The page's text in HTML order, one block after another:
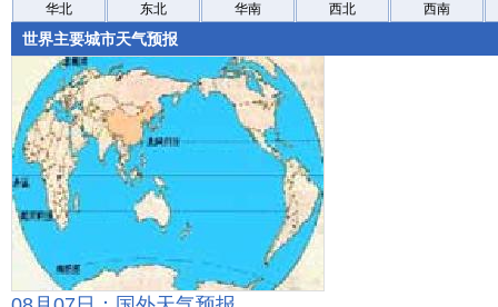
华北 东北 华南 西北 西南
世界主要城市天气预报